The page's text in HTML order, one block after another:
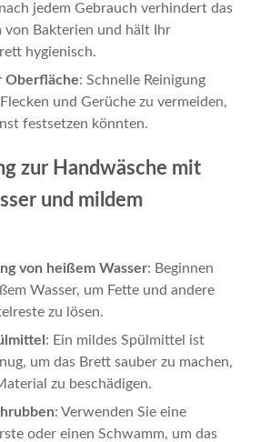
jedem Gebrauch verhindert das
von Bakterien und hält Ihr
hygienisch.
Oberfläche: Schnelle Reinigung
und Gerüche zu vermeiden,
festsetzen könnten.
zur Handwäsche mit
und mildem
von heißem Wasser: Beginnen
Wasser, um Fette und andere
zu lösen.
: Ein mildes Spülmittel ist
um das Brett sauber zu machen,
zu beschädigen.
: Verwenden Sie eine
oder einen Schwamm, um das